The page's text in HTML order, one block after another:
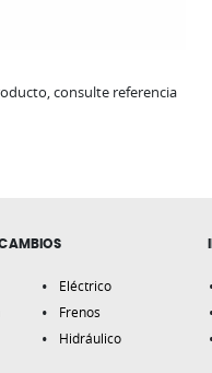
consulte referencia
Eléctrico
Frenos
Hidráulico